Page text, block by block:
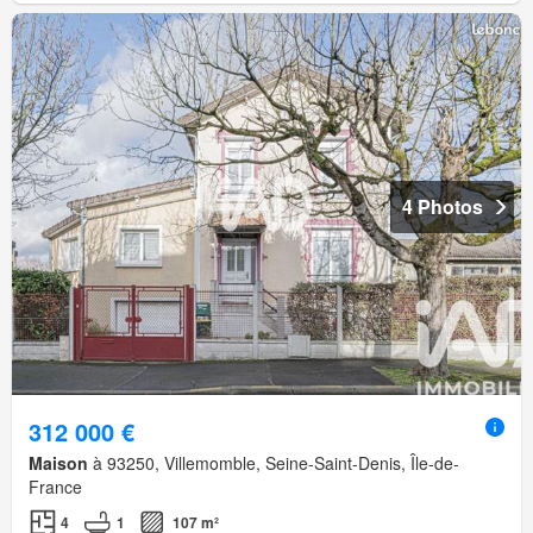
4 Photos
312 000 €
Maison à 93250, Villemomble, Seine-Saint-Denis, Île-de-
France
4 1 107 m²